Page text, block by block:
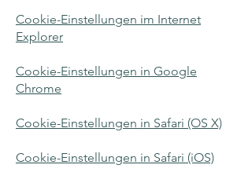
Cookie-Einstellungen im Internet
Explorer
Cookie-Einstellungen in Google
Chrome
Cookie-Einstellungen in Safari (OS X)
Cookie-Einstellungen in Safari (iOS)